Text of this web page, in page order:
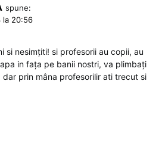
spune:
la 20:56
si nesimțiti! si profesorii au copii, au
in fața pe banii nostri, va plimbați
dar prin mâna profesorilir ati trecut si